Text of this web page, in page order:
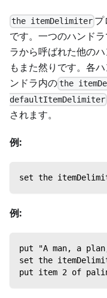
the itemDelimiter プ
です。一つのハンド
ラから呼ばれた他の
もまた然りです。各
ンドラ内のthe
defaultItemDelimiter
されます。
例:
set the
例:
put "A man, a
set the
put item 2 of